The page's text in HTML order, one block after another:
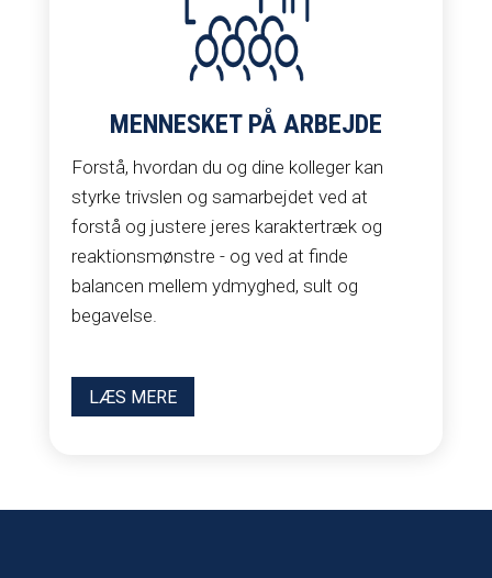
MENNESKET PÅ ARBEJDE
Forstå, hvordan du og dine kolleger kan
styrke trivslen og samarbejdet ved at
forstå og justere jeres karaktertræk og
reaktionsmønstre - og ved at finde
balancen mellem ydmyghed, sult og
begavelse.
LÆS MERE